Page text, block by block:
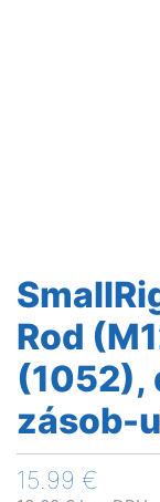
Rod
(1052),
zásob-
15.99 €